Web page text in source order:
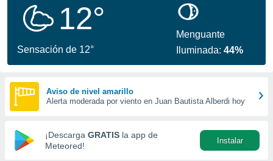
calidad.
a este
las
forma
digital
basada
12°
Sensación de 12°
Menguante
Iluminada:44%
Aviso de nivel amarillo
Alerta moderada por viento en Juan Bautista Alberdi hoy
¡Descarga GRATIS la app de
Meteored!
Instalar